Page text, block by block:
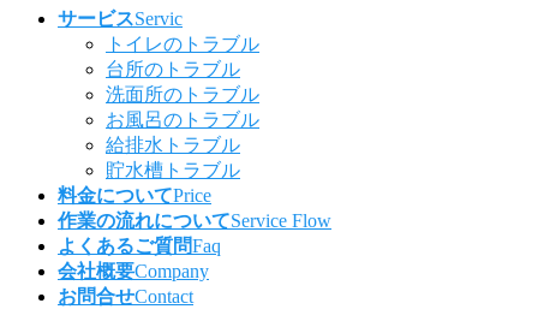
サービスServic
トイレのトラブル
台所のトラブル
洗面所のトラブル
お風呂のトラブル
給排水トラブル
貯水槽トラブル
料金についてPrice
作業の流れについてService Flow
よくあるご質問Faq
会社概要Company
お問合せContact